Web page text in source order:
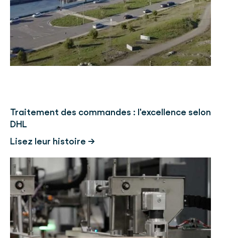
Traitement des commandes : l'excellence selon
DHL
Lisez leur histoire →